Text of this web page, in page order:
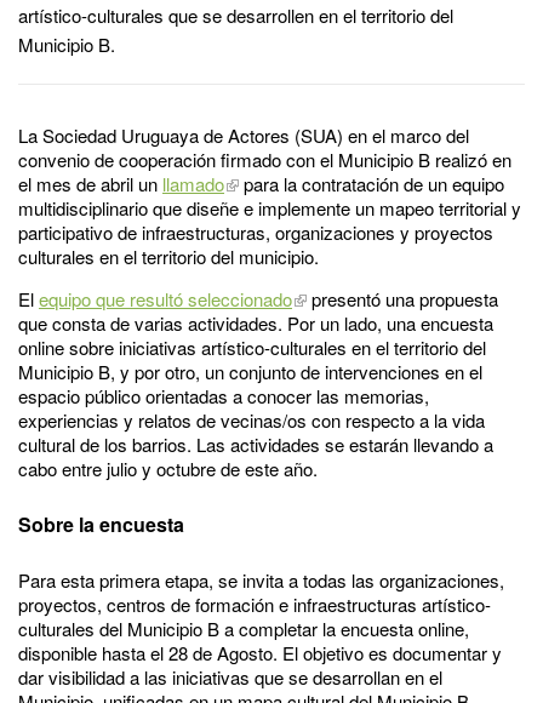
artístico-culturales que se desarrollen en el territorio del
Municipio B.
La Sociedad Uruguaya de Actores (SUA) en el marco del
convenio de cooperación firmado con el Municipio B realizó en
el mes de abril un llamado
para la contratación de un equipo
multidisciplinario que diseñe e implemente un mapeo territorial y
participativo de infraestructuras, organizaciones y proyectos
culturales en el territorio del municipio.
Elequipo que resultó seleccionado
presentó una propuesta
que consta de varias actividades. Por un lado, una encuesta
online sobre iniciativas artístico-culturales en el territorio del
Municipio B, y por otro, un conjunto de intervenciones en el
espacio público orientadas a conocer las memorias,
experiencias y relatos de vecinas/os con respecto a la vida
cultural de los barrios. Las actividades se estarán llevando a
cabo entre julio y octubre de este año.
Sobre la encuesta
Para esta primera etapa, se invita a todas las organizaciones,
proyectos, centros de formación e infraestructuras artístico-
culturales del Municipio B a completar la encuesta online,
disponible hasta el 28 de Agosto. El objetivo es documentar y
dar visibilidad a las iniciativas que se desarrollan en el